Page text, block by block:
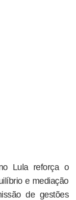
Lula reforça o
e mediação
de gestões